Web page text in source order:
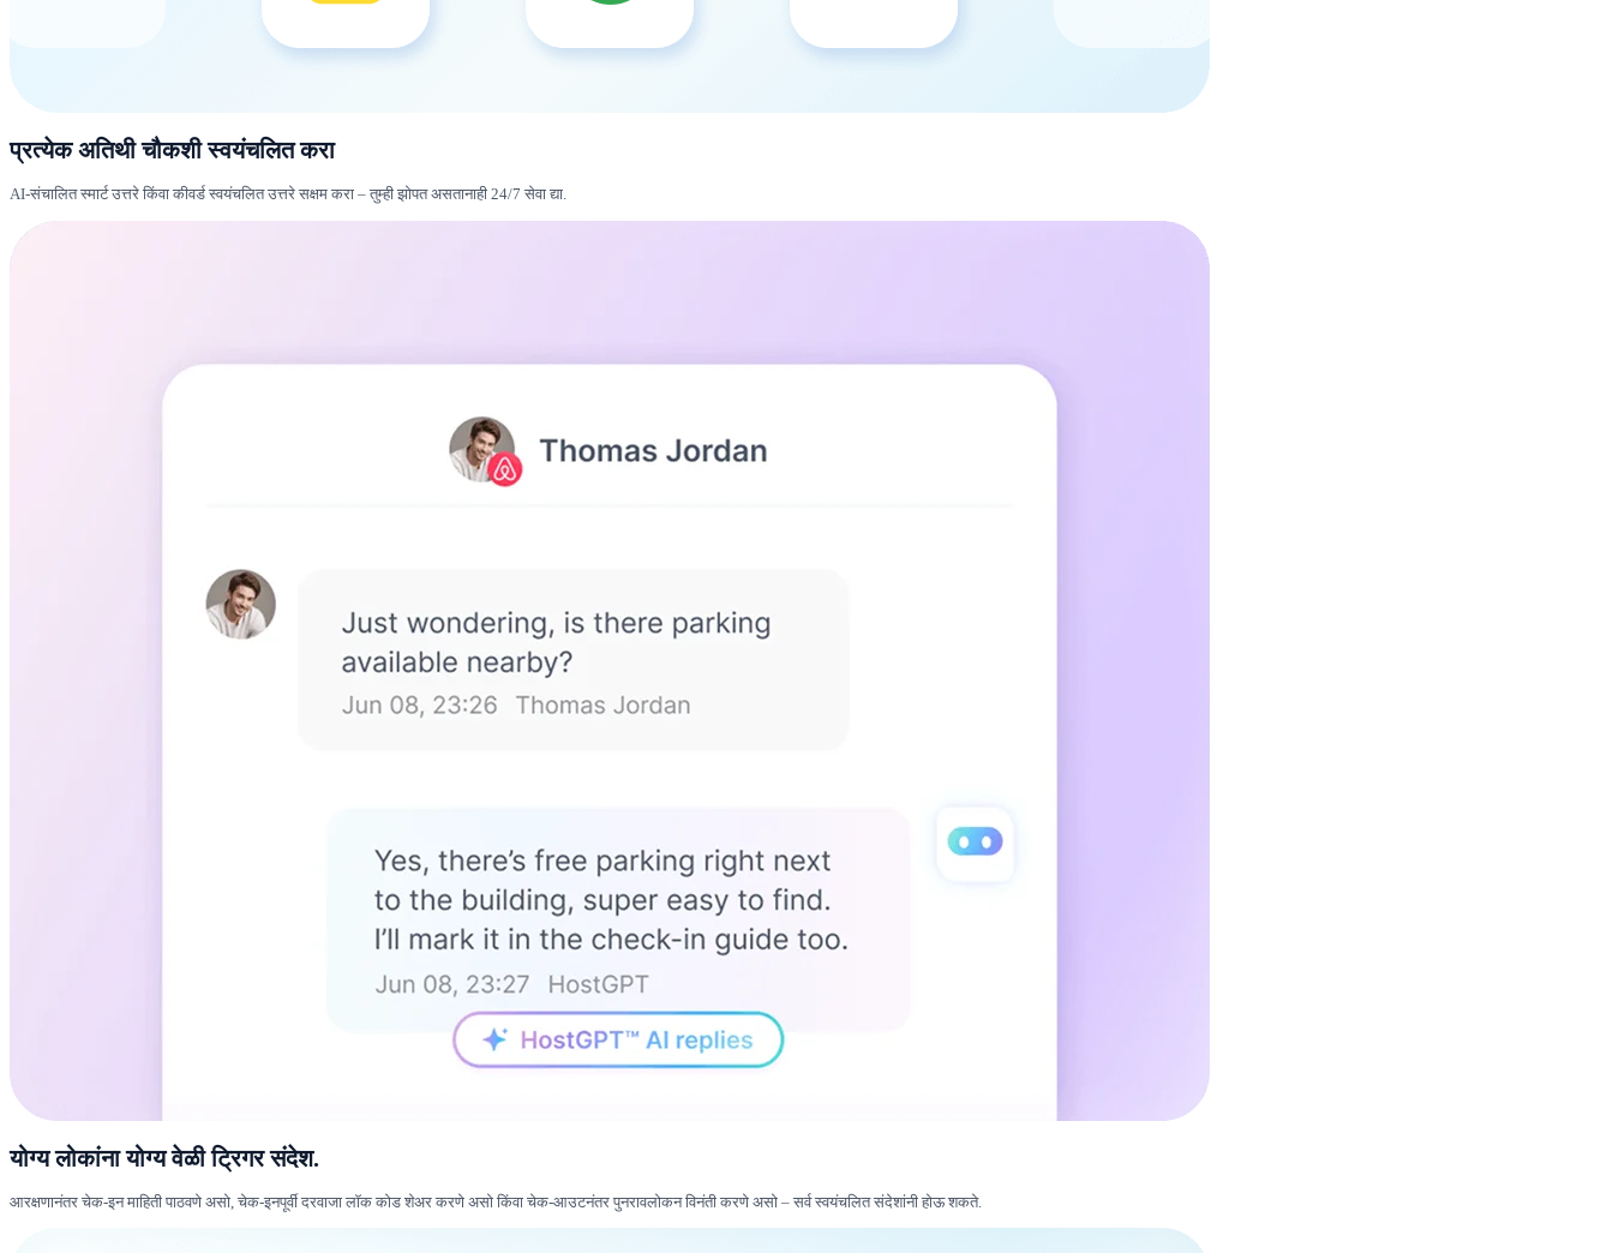
प्रत्येक अतिथी चौकशी स्वयंचलित करा
AI-संचालित स्मार्ट उत्तरे किंवा कीवर्ड स्वयंचलित उत्तरे सक्षम करा – तुम्ही झोपत असतानाही 24/7 सेवा द्या.
योग्य लोकांना योग्य वेळी ट्रिगर संदेश.
आरक्षणानंतर चेक-इन माहिती पाठवणे असो, चेक-इनपूर्वी दरवाजा लॉक कोड शेअर करणे असो किंवा चेक-आउटनंतर पुनरावलोकन विनंती करणे असो – सर्व स्वयंचलित संदेशांनी होऊ शकते.